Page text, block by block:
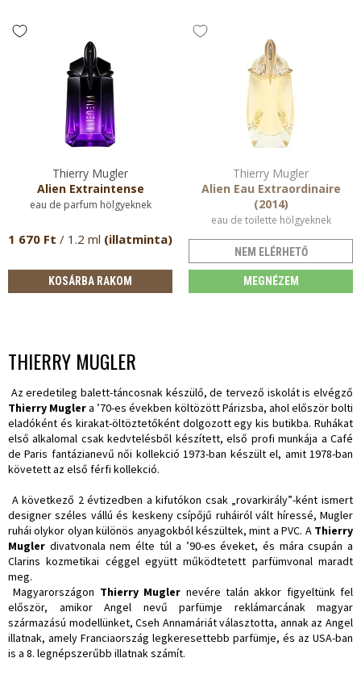
Thierry Mugler
Alien Extraintense
eau de parfum hölgyeknek
1 670 Ft / 1.2 ml (illatminta)
KOSÁRBA RAKOM
Thierry Mugler
Alien Eau Extraordinaire
(2014)
eau de toilette hölgyeknek
NEM ELÉRHETŐ
MEGNÉZEM
THIERRY MUGLER
Az eredetileg balett-táncosnak készülő, de tervező iskolát is elvégző
Thierry Muglera ’70-es években költözött Párizsba, ahol először bolti
eladóként és kirakat-öltöztetőként dolgozott egy kis butikba. Ruhákat
első alkalomal csak kedvtelésből készített, első profi munkája a Café
de Paris fantázianevű női kollekció 1973-ban készült el, amit 1978-ban
követett az első férfi kollekció.
A következő 2 évtizedben a kifutókon csak „rovarkirály”-ként ismert
designer széles vállú és keskeny csípőjű ruháiról vált híressé, Mugler
ruhái olykor olyan különös anyagokból készültek, mint a PVC. A Thierry
Mugler divatvonala nem élte túl a ’90-es éveket, és mára csupán a
Clarins kozmetikai céggel együtt működtetett parfümvonal maradt
meg.
Magyarországon Thierry Mugler nevére talán akkor figyeltünk fel
először, amikor Angel nevű parfümje reklámarcának magyar
származású modellünket, Cseh Annamáriát választotta, annak az Angel
illatnak, amely Franciaország legkeresettebb parfümje, és az USA-ban
is a 8. legnépszerűbb illatnak számít.